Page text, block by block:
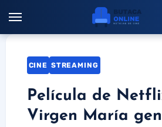
contenido
CINE STREAMING
Película de
Virgen María